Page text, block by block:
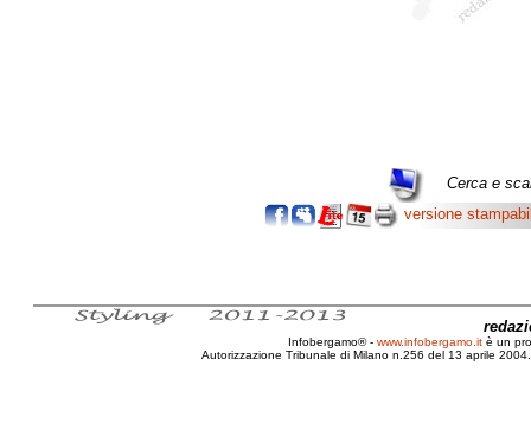
Cerca e
versione
Infobergamo® - www.infobergamo.it è un
Autorizzazione Tribunale di Milano n.256 del 13 aprile